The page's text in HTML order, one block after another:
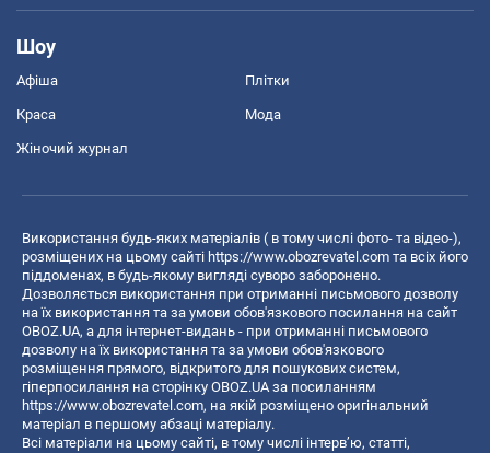
Шоу
Афіша Плітки
Краса Мода
Жіночий журнал
Використання будь-яких матеріалів ( в тому числі фото- та відео-),
розміщених на цьому сайті https://www.obozrevatel.com та всіх його
піддоменах, в будь-якому вигляді суворо заборонено.
Дозволяється використання при отриманні письмового дозволу
на їх використання та за умови обов'язкового посилання на сайт
OBOZ.UA, а для інтернет-видань - при отриманні письмового
дозволу на їх використання та за умови обов'язкового
розміщення прямого, відкритого для пошукових систем,
гіперпосилання на сторінку OBOZ.UA за посиланням
https://www.obozrevatel.com, на якій розміщено оригінальний
матеріал в першому абзаці матеріалу.
Всі матеріали на цьому сайті, в тому числі інтерв’ю, статті,